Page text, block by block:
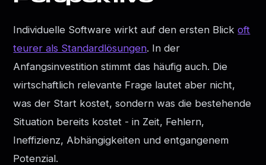
Individuelle Software wirkt auf den ersten Blickoft
teurer als Standardlösungen. In der
Anfangsinvestition stimmt das häufig auch. Die
wirtschaftlich relevante Frage lautet aber nicht,
was der Start kostet, sondern was die bestehende
Situation bereits kostet - in Zeit, Fehlern,
Ineffizienz, Abhängigkeiten und entgangenem
Potenzial.